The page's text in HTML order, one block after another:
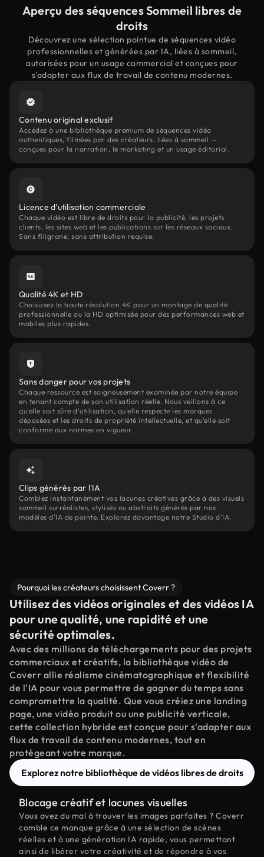
Aperçu des séquences Sommeil libres de
droits
Découvrez une sélection pointue de séquences vidéo
professionnelles et générées par IA, liées à sommeil,
autorisées pour un usage commercial et conçues pour
s'adapter aux flux de travail de contenu modernes.
Contenu original exclusif
Accédez à une bibliothèque premium de séquences vidéo
authentiques, filmées par des créateurs, liées à sommeil —
conçues pour la narration, le marketing et un usage éditorial.
Licence d'utilisation commerciale
Chaque vidéo est libre de droits pour la publicité, les projets
clients, les sites web et les publications sur les réseaux sociaux.
Sans filigrane, sans attribution requise.
Qualité 4K et HD
Choisissez la haute résolution 4K pour un montage de qualité
professionnelle ou la HD optimisée pour des performances web et
mobiles plus rapides.
Sans danger pour vos projets
Chaque ressource est soigneusement examinée par notre équipe
en tenant compte de son utilisation réelle. Nous veillons à ce
qu'elle soit sûre d'utilisation, qu'elle respecte les marques
déposées et les droits de propriété intellectuelle, et qu'elle soit
conforme aux normes en vigueur.
Clips générés par l'IA
Comblez instantanément vos lacunes créatives grâce à des visuels
sommeil surréalistes, stylisés ou abstraits générés par nos
modèles d'IA de pointe. Explorez davantage notre Studio d'IA.
Pourquoi les créateurs choisissent Coverr ?
Utilisez des vidéos originales et des vidéos IA
pour une qualité, une rapidité et une
sécurité optimales.
Avec des millions de téléchargements pour des projets
commerciaux et créatifs, la bibliothèque vidéo de
Coverr allie réalisme cinématographique et flexibilité
de l'IA pour vous permettre de gagner du temps sans
compromettre la qualité. Que vous créiez une landing
page, une vidéo produit ou une publicité verticale,
cette collection hybride est conçue pour s'adapter aux
flux de travail de contenu modernes, tout en
protégeant votre marque.
Explorez notre bibliothèque de vidéos libres de droits
Blocage créatif et lacunes visuelles
Vous avez du mal à trouver les images parfaites ? Coverr
comble ce manque grâce à une sélection de scènes
réelles et à une génération IA rapide, vous permettant
ainsi de libérer votre créativité et de répondre à vos